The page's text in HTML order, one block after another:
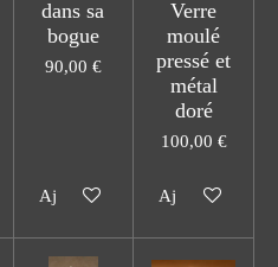
dans sa
bogue
90,00 €
Ajouter au panier
Verre
moulé
pressé et
métal
doré
100,00 €
Ajouter au